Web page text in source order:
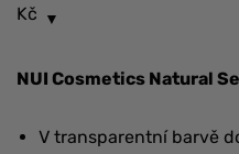
Kč
NUI Cosmetics Natural
V transparentní barvě